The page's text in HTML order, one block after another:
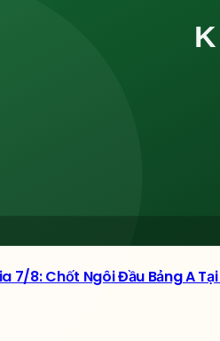
7/8: Chốt Ngôi Đầu Bảng A